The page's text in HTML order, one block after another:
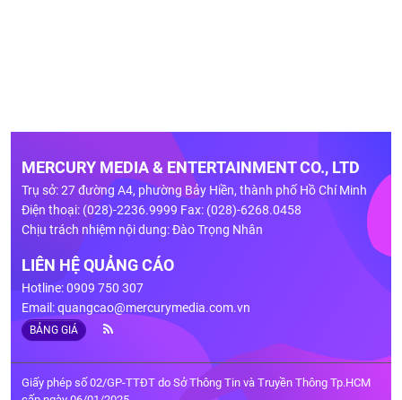
MERCURY MEDIA & ENTERTAINMENT CO., LTD
Trụ sở: 27 đường A4, phường Bảy Hiền, thành phố Hồ Chí Minh
Điện thoại: (028)-2236.9999 Fax: (028)-6268.0458
Chịu trách nhiệm nội dung: Đào Trọng Nhân
LIÊN HỆ QUẢNG CÁO
Hotline: 0909 750 307
Email:quangcao@mercurymedia.com.vn
BẢNG GIÁ
Giấy phép số 02/GP-TTĐT do Sở Thông Tin và Truyền Thông Tp.HCM